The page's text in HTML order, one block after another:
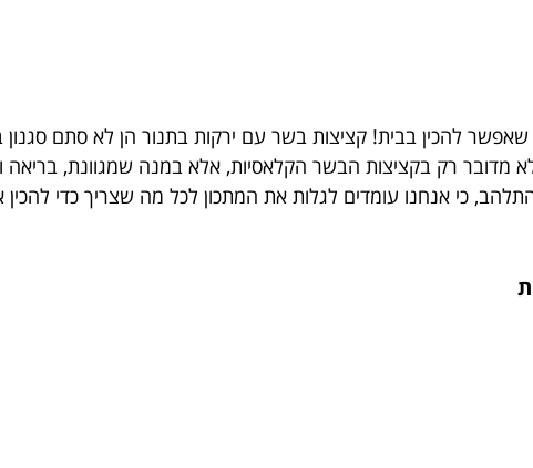
להכין בבית! קציצות בשר עם ירקות בתנור הן לא סתם
רק בקציצות הבשר הקלאסיות, אלא במנה שמגוונת, בריאה
כי אנחנו עומדים לגלות את המתכון לכל מה שצריך כדי